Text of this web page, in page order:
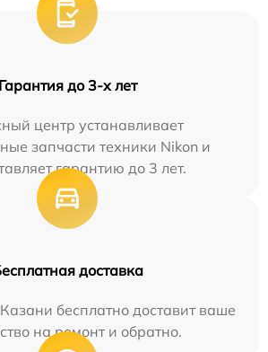
Гарантия до 3-х лет
центр устанавливает
запчасти техники Nikon и
гарантию до 3 лет.
доставка
бесплатно доставит ваше
на ремонт и обратно.